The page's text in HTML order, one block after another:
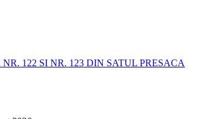
122 SI NR. 123 DIN SATUL PRESACA